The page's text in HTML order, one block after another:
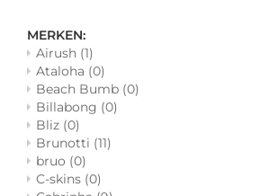
MERKEN:
Airush (1)
Ataloha (0)
Beach Bumb (0)
Billabong (0)
Bliz (0)
Brunotti (11)
bruo (0)
C-skins (0)